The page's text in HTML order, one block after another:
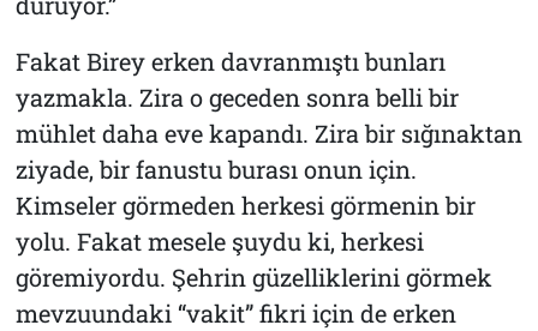
Fakat Birey erken davranmıştı bunları
yazmakla. Zira o geceden sonra belli bir
mühlet daha eve kapandı. Zira bir sığınaktan
ziyade, bir fanustu burası onun için.
Kimseler görmeden herkesi görmenin bir
yolu. Fakat mesele şuydu ki, herkesi
göremiyordu. Şehrin güzelliklerini görmek
mevzuundaki “vakit” fikri için de erken